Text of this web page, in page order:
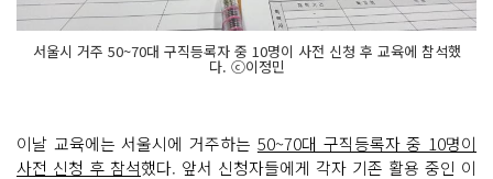
서울시 거주 50~70대 구직등록자 중 10명이 사전 신청 후 교육에 참석했
다. ⓒ이정민
이날 교육에는 서울시에 거주하는 50~70대 구직등록자 중 10명이
사전 신청 후 참석했다. 앞서 신청자들에게 각자 기존 활용 중인 이